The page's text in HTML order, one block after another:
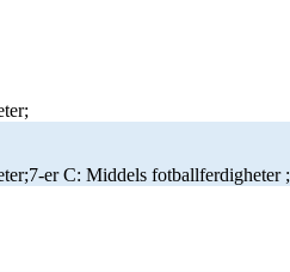
er C: Middels fotballferdigheter ;